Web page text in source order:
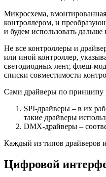
Микросхема,
контроллером, и
и будем использовать дальше
Не все контроллеры и
или иной контроллер,
светодиодных лент, флеш-
списки совместимости
Сами драйверы по принципу
SPI-драйверы – в их
такие драйверы
DMX-драйверы –
Каждый из типов драйверов
Цифровой